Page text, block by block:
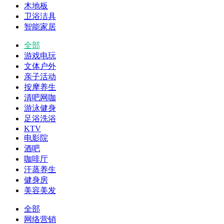
木地板
卫浴洁具
智能家居
全部
游戏电玩
文体户外
亲子活动
按摩养生
清吧网咖
游泳健身
足浴洗浴
KTV
电影院
酒吧
咖啡厅
汗蒸养生
健身房
美容美发
全部
网络营销